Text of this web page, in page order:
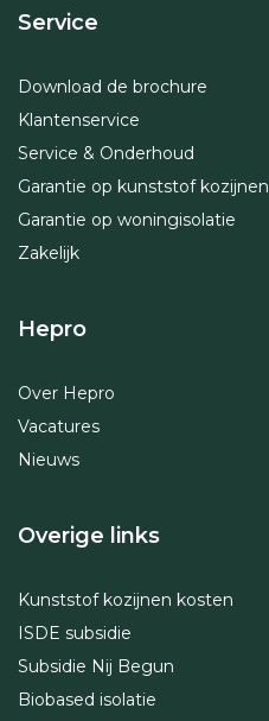
Service
Download de brochure
Klantenservice
Service & Onderhoud
Garantie op kunststof kozijnen
Garantie op woningisolatie
Zakelijk
Hepro
Over Hepro
Vacatures
Nieuws
Overige links
Kunststof kozijnen kosten
ISDE subsidie
Subsidie Nij Begun
Biobased isolatie